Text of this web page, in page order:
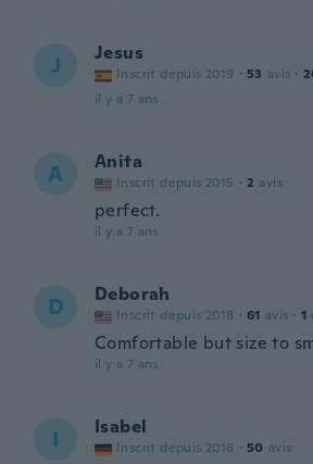
J Jesus
Inscrit depuis 2019 · 53 avis ·
il y a 7 ans
A Anita
Inscrit depuis 2015 · 2 avis
perfect.
il y a 7 ans
D Deborah
Inscrit depuis 2018 · 61 avis · 1
Comfortable but size to
il y a 7 ans
I Isabel
Inscrit depuis 2016 · 50 avis